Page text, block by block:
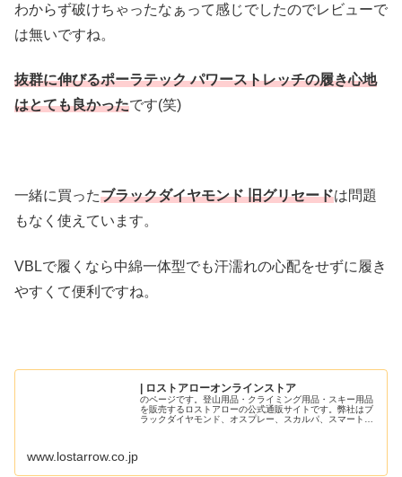
わからず破けちゃったなぁって感じでしたのでレビューで
は無いですね。
抜群に伸びるポーラテック パワーストレッチの履き心地
はとても良かったです(笑)
一緒に買ったブラックダイヤモンド 旧グリセードは問題
もなく使えています。
VBLで履くなら中綿一体型でも汗濡れの心配をせずに履き
やすくて便利ですね。
| ロストアローオンラインストア
のページです。登山用品・クライミング用品・スキー用品
を販売するロストアローの公式通販サイトです。弊社はブ
ラックダイヤモンド、オスプレー、スカルパ、スマートウ
www.lostarrow.co.jp